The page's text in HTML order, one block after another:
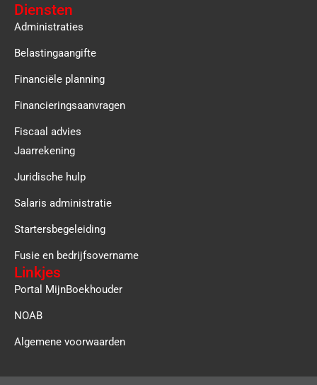
Diensten
Administraties
Belastingaangifte
Financiële planning
Financieringsaanvragen
Fiscaal advies
Jaarrekening
Juridische hulp
Salaris administratie
Startersbegeleiding
Fusie en bedrijfsovername
Linkjes
Portal MijnBoekhouder
NOAB
Algemene voorwaarden